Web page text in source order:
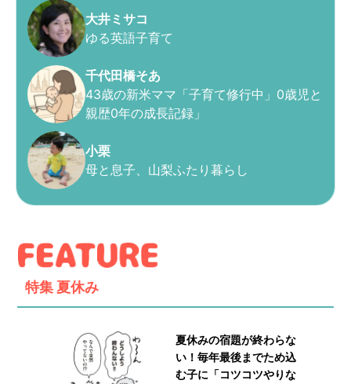
大井ミサコ
ゆる英語子育て
千代田橋そあ
43歳の新米ママ「子育て修行中」0歳児と
親歴0年の成長記録」
小栗
母と息子、山梨ふたり暮らし
特集 夏休み
夏休みの宿題が終わらな
い！毎年最後までため込
む子に「コツコツやりな